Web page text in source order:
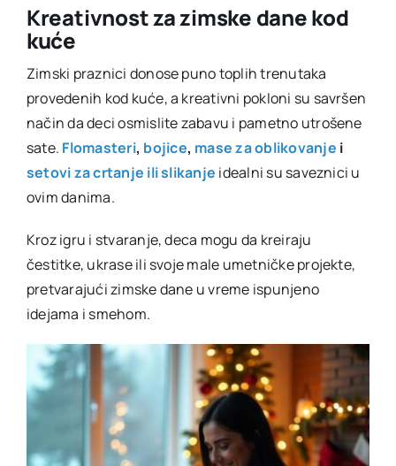
Kreativnost za zimske dane kod
kuće
Zimski praznici donose puno toplih trenutaka
provedenih kod kuće, a kreativni pokloni su savršen
način da deci osmislite zabavu i pametno utrošene
sate. Flomasteri, bojice, mase za oblikovanje i
setovi za crtanje ili slikanje idealni su saveznici u
ovim danima.
Kroz igru i stvaranje, deca mogu da kreiraju
čestitke, ukrase ili svoje male umetničke projekte,
pretvarajući zimske dane u vreme ispunjeno
idejama i smehom.